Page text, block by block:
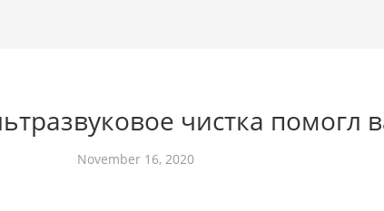
чистка помогл
November 16, 2020